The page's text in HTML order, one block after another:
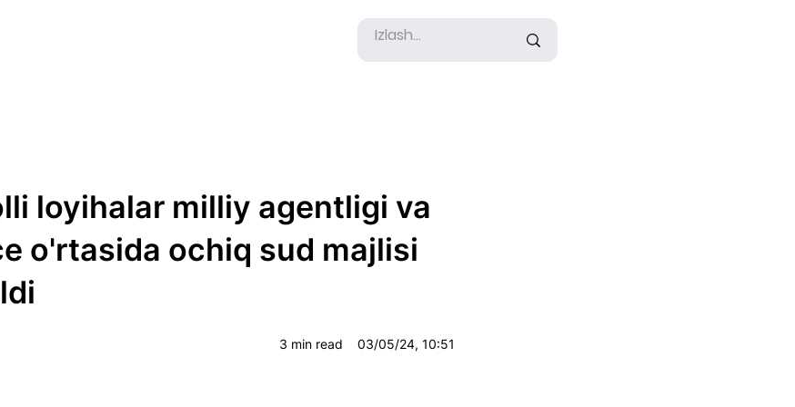
loyihalar milliy agentligi va
o'rtasida ochiq sud majlisi
3 min read 03/05/24, 10:51